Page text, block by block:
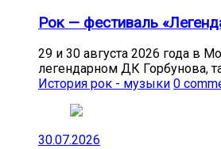
Рок — фестиваль
29 и 30 августа 2026 года в
легендарном ДК Горбунова,
История рок - музыки 0
30.07.2026